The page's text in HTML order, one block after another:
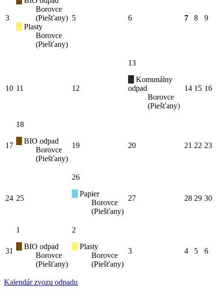
3
Borovce
(Piešťany)
Plasty
Borovce
(Piešťany)
5 6 7 8 9
10 11 12
13
Komunálny
odpad
Borovce
(Piešťany)
14 15 16
17
18
BIO odpad
Borovce
(Piešťany)
19 20 21 22 23
24 25
26
Papier
Borovce
(Piešťany)
27 28 29 30
31
1
BIO odpad
Borovce
(Piešťany)
2
Plasty
Borovce
(Piešťany)
3 4 5 6
Kalendár zvozu odpadu